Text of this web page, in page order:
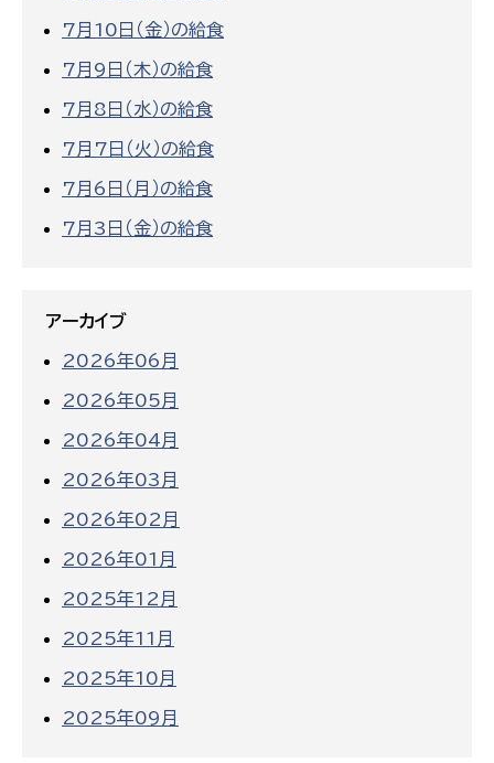
7月10日（金）の給食
7月9日（木）の給食
7月8日（水）の給食
7月7日（火）の給食
7月6日（月）の給食
7月3日（金）の給食
アーカイブ
2026年06月
2026年05月
2026年04月
2026年03月
2026年02月
2026年01月
2025年12月
2025年11月
2025年10月
2025年09月